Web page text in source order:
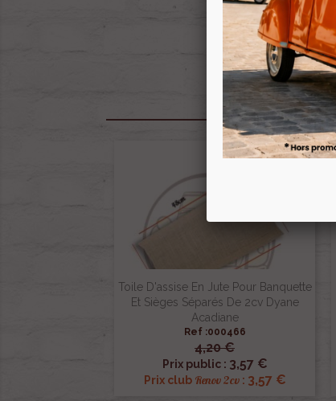
Toile D'assise En Jute Pour Banquette
Et Sièges Séparés De 2cv Dyane
Acadiane
Ref :000466
4,20 €
Prix public : 3,57 €
Prix club Renov 2cv: 3,57 €
 Aperçu rapide